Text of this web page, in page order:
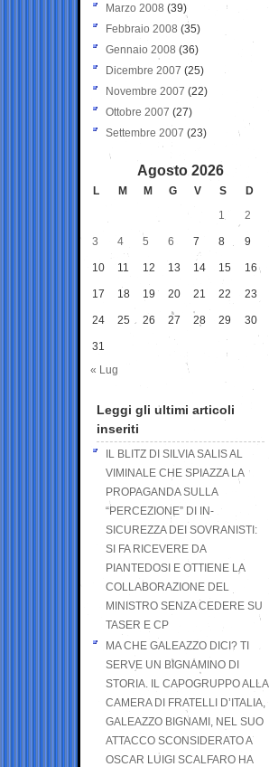
Marzo 2008 (39)
Febbraio 2008 (35)
Gennaio 2008 (36)
Dicembre 2007 (25)
Novembre 2007 (22)
Ottobre 2007 (27)
Settembre 2007 (23)
Agosto 2026
L M M G V S
D
1
2
3 4 5 6 7 8 9
10 11 12 13 14 15 16
17 18 19 20 21 22 23
24 25 26 27 28 29 30
31
« Lug
Leggi gli ultimi articoli
inseriti
IL BLITZ DI SILVIA SALIS AL
VIMINALE CHE SPIAZZA LA
PROPAGANDA SULLA
“PERCEZIONE” DI IN-
SICUREZZA DEI SOVRANISTI:
SI FA RICEVERE DA
PIANTEDOSI E OTTIENE LA
COLLABORAZIONE DEL
MINISTRO SENZA CEDERE SU
TASER E CP
MA CHE GALEAZZO DICI? TI
SERVE UN BIGNAMINO DI
STORIA. IL CAPOGRUPPO ALLA
CAMERA DI FRATELLI D’ITALIA,
GALEAZZO BIGNAMI, NEL SUO
ATTACCO SCONSIDERATO A
OSCAR LUIGI SCALFARO HA